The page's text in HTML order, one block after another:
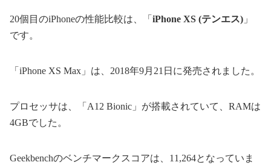
20個目のiPhoneの性能比較は、「 iPhone XS (テンエス) 」
です。
「iPhone XS Max」は、2018年9月21日に発売されました。
プロセッサは、「A12 Bionic」が搭載されていて、RAMは
4GBでした。
Geekbenchのベンチマークスコアは、11,264となっていま